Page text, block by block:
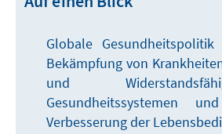
Globale
Bekämpfung von
und
Gesundheitssystemen
Verbesserung der